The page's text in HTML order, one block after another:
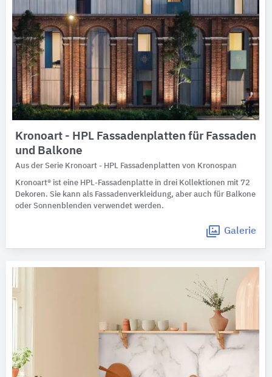
Kronoart​ - HPL Fassadenplatten für Fassaden
und Balkone
Aus der Serie Kronoart - HPL Fassadenplatten von Kronospan
Kronoart® ist eine HPL-Fassadenplatte in drei Kollektionen mit 72
Dekoren. Sie kann als Fassadenverkleidung, aber auch für Balkone
oder Sonnenblenden verwendet werden.
Galerie